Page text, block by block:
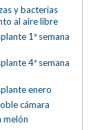
y bacterias
al aire libre
1ª semana
4ª semana
enero
cámara
melón